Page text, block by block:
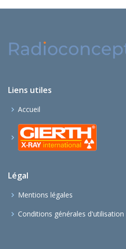
Liens utiles
Accueil
Légal
Mentions légales
Conditions générales d'utilisation